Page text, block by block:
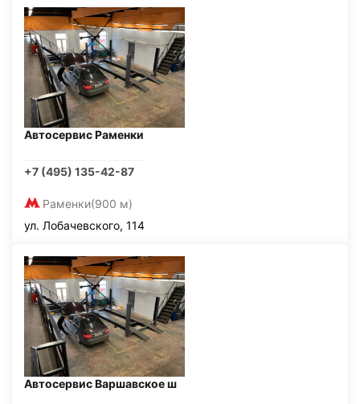
Автосервис Раменки
+7 (495) 135-42-87
Раменки(900 м)
ул. Лобачевского, 114
Автосервис Варшавское ш